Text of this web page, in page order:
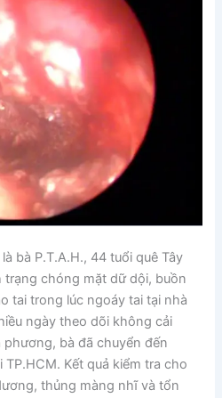
bà P.T.A.H., 44 tuổi quê Tây
chóng mặt dữ dội, buồn
tai trong lúc ngoáy tai tại nhà
ngày theo dõi không cải
bà đã chuyển đến
Kết quả kiểm tra cho
thủng màng nhĩ và tổn